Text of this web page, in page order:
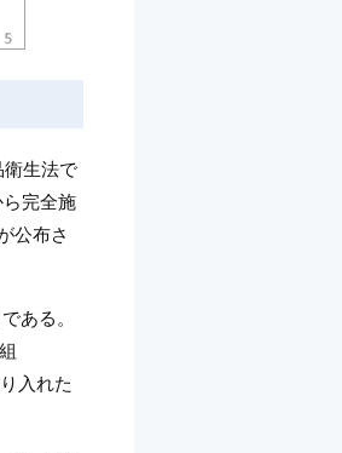
生法で
完全施
公布さ
ある。
入れた